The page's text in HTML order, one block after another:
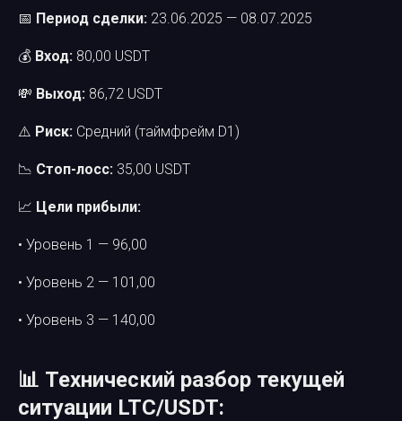
📅 Период сделки: 23.06.2025 — 08.07.2025
💰 Вход: 80,00 USDT
💸 Выход: 86,72 USDT
⚠️ Риск: Средний (таймфрейм D1)
📉 Стоп-лосс: 35,00 USDT
📈 Цели прибыли:
• Уровень 1 — 96,00
• Уровень 2 — 101,00
• Уровень 3 — 140,00
📊 Технический разбор текущей
ситуации LTC/USDT: